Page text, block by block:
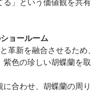
ョールーム
革新を融合させるため、
色の珍しい胡蝶蘭を取
合わせ、胡蝶蘭の周り